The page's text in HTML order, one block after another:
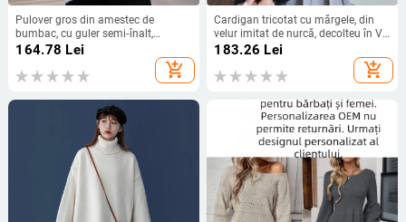
Pulover gros din amestec de
bumbac, cu guler semi‑înalt,
mâneci lungi, broderie cu imprimeu
desene animate; conținut polyester
30-50%
164.78 Lei
add_shopping_cart
Cardigan tricotat cu mărgele, din
velur imitat de nurcă, decolteu în V,
mâneci lungi, închidere cu trei
183.26 Lei
add_shopping_cart